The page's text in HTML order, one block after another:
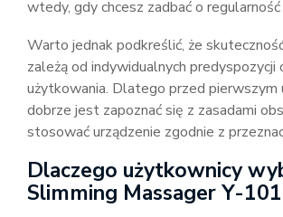
wtedy, gdy chcesz zadbać o
Warto jednak podkreślić, że
zależą od indywidualnych predyspozycji
użytkowania. Dlatego przed pierwszym
dobrze jest zapoznać się z zasadami
stosować urządzenie zgodnie z
Dlaczego użytkownicy
Slimming Massager Y-